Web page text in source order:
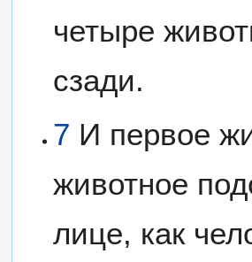
четыре
сзади.
7 И первое
животное
лице, как